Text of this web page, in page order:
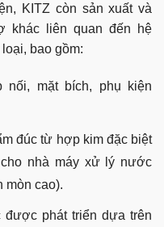
KITZ còn sản xuất và
khác liên quan đến hệ
bao gồm:
nối, mặt bích, phụ kiện
đúc từ hợp kim đặc biệt
nhà máy xử lý nước
mòn cao).
được phát triển dựa trên